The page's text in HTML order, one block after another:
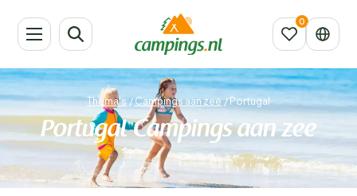
Thema's/Campings aan zee/Portugal
Portugal Campings aan zee